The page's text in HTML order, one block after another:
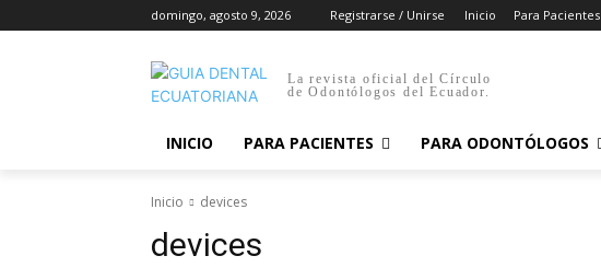
domingo, agosto 9, 2026 Registrarse / Unirse Inicio Para Pacientes
La revista oficial del Círculo
de Odontólogos del Ecuador.
INICIO PARA PACIENTES PARA ODONTÓLOGOS
Inicio devices
devices